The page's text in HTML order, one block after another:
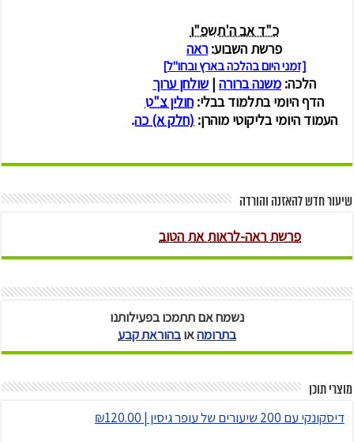
שיעור חדש להאזנה והורדה
נשמח אם תתמכו בפעילותנו
בתרומהאובהוראת קבע
מוצרי תוכן
דיסקונקי עם 200 שיעורים של עופר גיסין | ₪120.00